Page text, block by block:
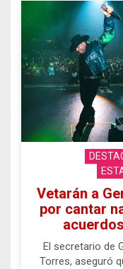
Vetarán a
por cantar
El secretario de
Torres, aseguró